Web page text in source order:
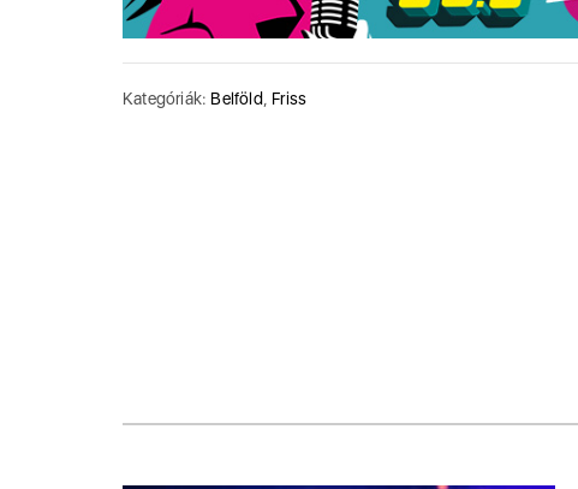
Kategóriák: Belföld, Friss